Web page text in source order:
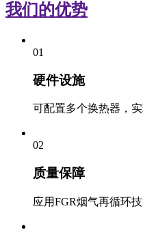
我们的优势
01
硬件设施
可配置多个换热器，
02
质量保障
应用FGR烟气再循环